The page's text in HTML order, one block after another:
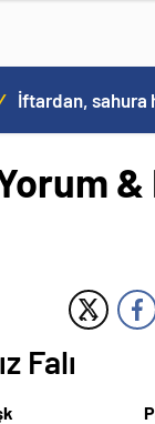
İftardan, sahura
Falı